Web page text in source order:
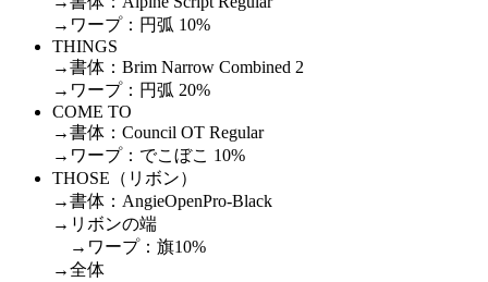
→ワープ：円弧 10%
THINGS
→書体：Brim Narrow Combined 2
→ワープ：円弧 20%
COME TO
→書体：Council OT Regular
→ワープ：でこぼこ 10%
THOSE（リボン）
→書体：AngieOpenPro-Black
→リボンの端
→ワープ：旗10%
→全体